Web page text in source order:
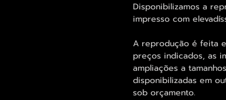
Disponibilizamos a
impresso com
A reprodução é feita
preços indicados, as
ampliações a
disponibilizadas em
sob orçamento.